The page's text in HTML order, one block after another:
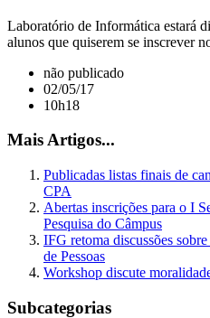
Laboratório de Informática estará
alunos que quiserem se inscrever
não publicado
02/05/17
10h18
Mais Artigos...
Publicadas listas finais de
CPA
Abertas inscrições para o I
Pesquisa do Câmpus
IFG retoma discussões
de Pessoas
Workshop discute
Subcategorias